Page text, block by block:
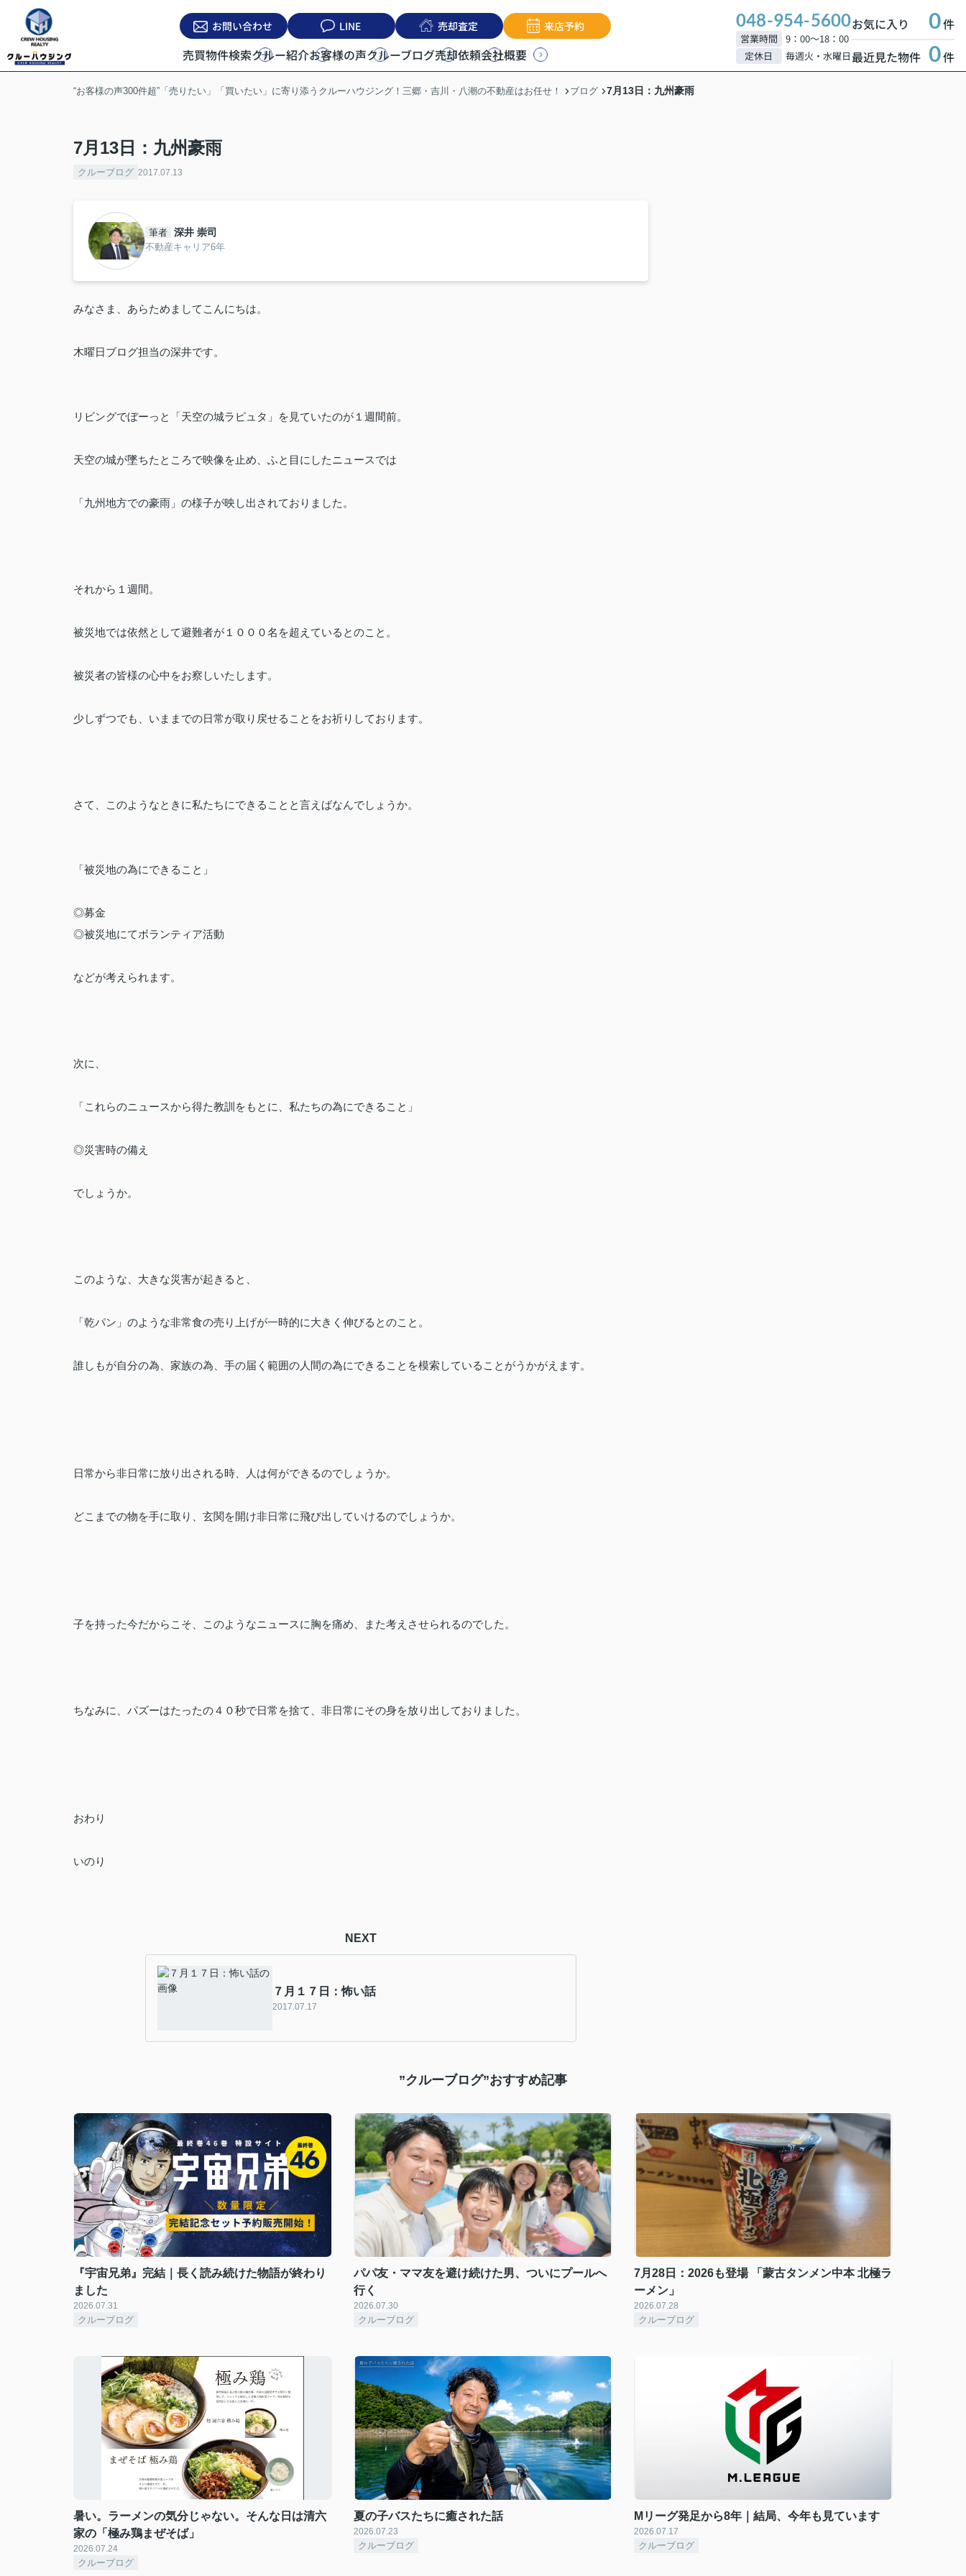
お問い合わせ LINE 売却査定 来店予約
売買物件検索クルー紹介お客様の声クルーブログ売却依頼会社概要
048-954-5600
営業時間
9：00～18：00
定休日
毎週火・水曜日
お気に入り 0件
最近見た物件 0件
“お客様の声300件超”「売りたい」「買いたい」に寄り添うクルーハウジング！三郷・吉川・八潮の不動産はお任せ！ ブログ 7月13日：九州豪雨
7月13日：九州豪雨
クルーブログ 2017.07.13
筆者 深井 崇司
不動産キャリア6年
みなさま、あらためましてこんにちは。
木曜日ブログ担当の深井です。
リビングでぼーっと「天空の城ラピュタ」を見ていたのが１週間前。
天空の城が墜ちたところで映像を止め、ふと目にしたニュースでは
「九州地方での豪雨」の様子が映し出されておりました。
それから１週間。
被災地では依然として避難者が１０００名を超えているとのこと。
被災者の皆様の心中をお察しいたします。
少しずつでも、いままでの日常が取り戻せることをお祈りしております。
さて、このようなときに私たちにできることと言えばなんでしょうか。
「被災地の為にできること」
◎募金
◎被災地にてボランティア活動
などが考えられます。
次に、
「これらのニュースから得た教訓をもとに、私たちの為にできること」
◎災害時の備え
でしょうか。
このような、大きな災害が起きると、
「乾パン」のような非常食の売り上げが一時的に大きく伸びるとのこと。
誰しもが自分の為、家族の為、手の届く範囲の人間の為にできることを模索していることがうかがえます。
日常から非日常に放り出される時、人は何ができるのでしょうか。
どこまでの物を手に取り、玄関を開け非日常に飛び出していけるのでしょうか。
子を持った今だからこそ、このようなニュースに胸を痛め、また考えさせられるのでした。
ちなみに、パズーはたったの４０秒で日常を捨て、非日常にその身を放り出しておりました。
おわり
いのり
NEXT
７月１７日：怖い話
2017.07.17
”クルーブログ”おすすめ記事
『宇宙兄弟』完結｜長く読み続けた物語が終わり
ました
2026.07.31
クルーブログ
パパ友・ママ友を避け続けた男、ついにプールへ
行く
2026.07.30
クルーブログ
7月28日：2026も登場 「蒙古タンメン中本 北極ラ
ーメン」
2026.07.28
クルーブログ
暑い。ラーメンの気分じゃない。そんな日は清六
家の「極み鶏まぜそば」
2026.07.24
クルーブログ
夏の子バスたちに癒された話
2026.07.23
クルーブログ
Mリーグ発足から8年｜結局、今年も見ています
2026.07.17
クルーブログ